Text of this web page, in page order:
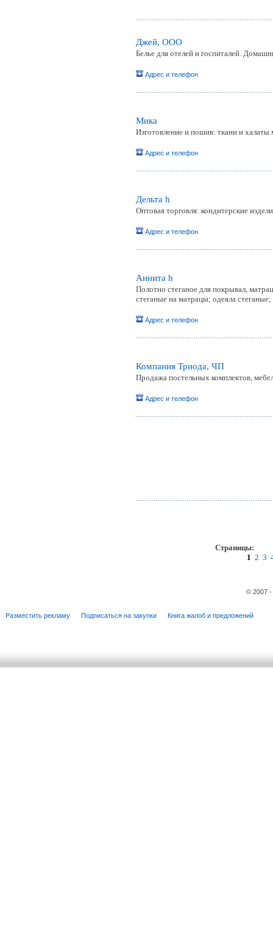
Джей, ООО
Белье для отелей и госпиталей.
Адрес и телефон
Мика
Изготовление и пошив: ткани и
Адрес и телефон
Дельта h
Оптовая торговля: кондитерские
Адрес и телефон
Аннита h
Полотно стеганое для покрывал,
стеганые на матрацы; одеяла
Адрес и телефон
Компания Триода, ЧП
Продажа постельных комплектов,
Адрес и телефон
Страницы:
1 2 3
© 2007
Разместить рекламу Подписаться на закупки Книга жалоб и предложений